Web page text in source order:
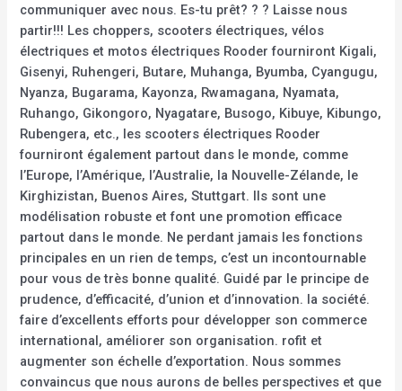
communiquer avec nous. Es-tu prêt? ? ? Laisse nous
partir!!! Les choppers, scooters électriques, vélos
électriques et motos électriques Rooder fourniront Kigali,
Gisenyi, Ruhengeri, Butare, Muhanga, Byumba, Cyangugu,
Nyanza, Bugarama, Kayonza, Rwamagana, Nyamata,
Ruhango, Gikongoro, Nyagatare, Busogo, Kibuye, Kibungo,
Rubengera, etc., les scooters électriques Rooder
fourniront également partout dans le monde, comme
l’Europe, l’Amérique, l’Australie, la Nouvelle-Zélande, le
Kirghizistan, Buenos Aires, Stuttgart. Ils sont une
modélisation robuste et font une promotion efficace
partout dans le monde. Ne perdant jamais les fonctions
principales en un rien de temps, c’est un incontournable
pour vous de très bonne qualité. Guidé par le principe de
prudence, d’efficacité, d’union et d’innovation. la société.
faire d’excellents efforts pour développer son commerce
international, améliorer son organisation. rofit et
augmenter son échelle d’exportation. Nous sommes
convaincus que nous aurons de belles perspectives et que